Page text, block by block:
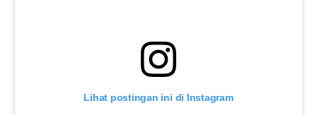
Lihat postingan ini di Instagram